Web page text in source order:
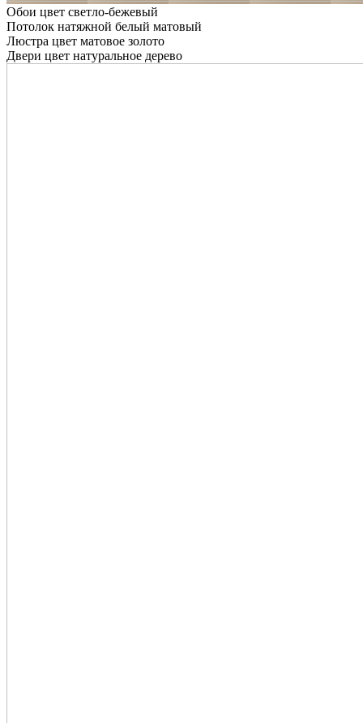
Обои цвет светло-бежевый
Потолок натяжной белый матовый
Люстра цвет матовое золото
Двери цвет натуральное дерево